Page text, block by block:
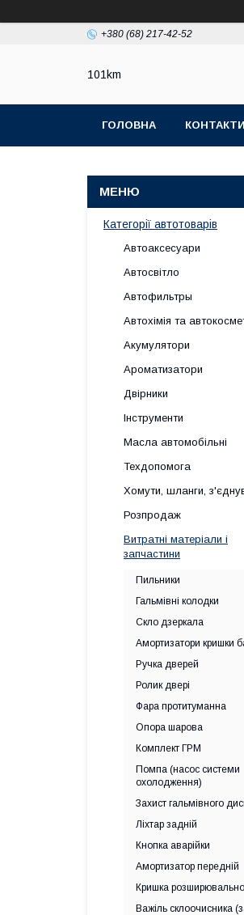
+380 (68) 217-42-52
101km
ГОЛОВНА КОНТАКТИ
Категорії автотоварів
Автоаксесуари
Автосвітло
Автофильтры
Автохімія та
Акумулятори
Ароматизатори
Двірники
Інструменти
Масла автомобільні
Техдопомога
Хомути, шланги,
Розпродаж
Витратні матеріали і
запчастини
Пильники
Гальмівні колодки
Скло дзеркала
Амортизатори кришки
Ручка дверей
Ролик двері
Фара протитуманна
Опора шарова
Комплект ГРМ
Помпа (насос системи
охолодження)
Захист гальмівного
Ліхтар задній
Кнопка аварійки
Амортизатор передній
Кришка
Важіль склоочисника